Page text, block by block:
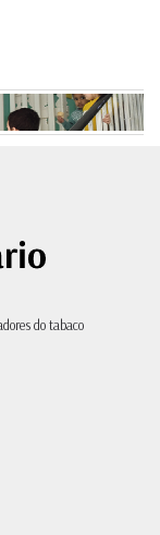
do tabaco